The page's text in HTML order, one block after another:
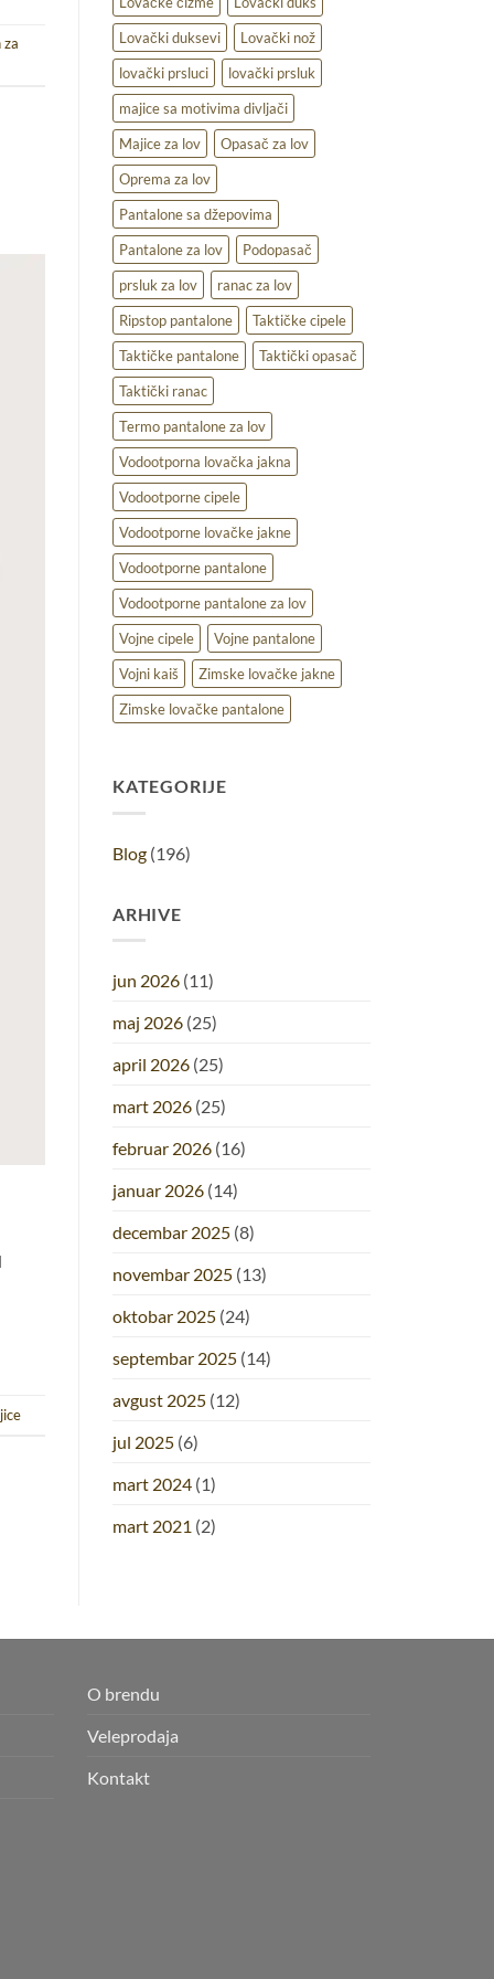
za
Lovački duksevi
Lovački nož
lovački prsluci
lovački prsluk
majice sa motivima divljači
Majice za lov
Opasač za lov
Oprema za lov
Pantalone sa džepovima
Pantalone za lov
Podopasač
prsluk za lov
ranac za lov
Ripstop pantalone
Taktičke cipele
Taktičke pantalone
Taktički opasač
Taktički ranac
Termo pantalone za lov
Vodootporna lovačka jakna
Vodootporne cipele
Vodootporne lovačke jakne
Vodootporne pantalone
Vodootporne pantalone za lov
Vojne cipele
Vojne pantalone
Vojni kaiš
Zimske lovačke jakne
Zimske lovačke pantalone
KATEGORIJE
Blog (196)
ARHIVE
jun 2026 (11)
maj 2026 (25)
april 2026 (25)
mart 2026 (25)
februar 2026 (16)
januar 2026 (14)
decembar 2025 (8)
novembar 2025 (13)
oktobar 2025 (24)
septembar 2025 (14)
avgust 2025 (12)
jul 2025 (6)
mart 2024 (1)
mart 2021 (2)
O brendu
Veleprodaja
Kontakt